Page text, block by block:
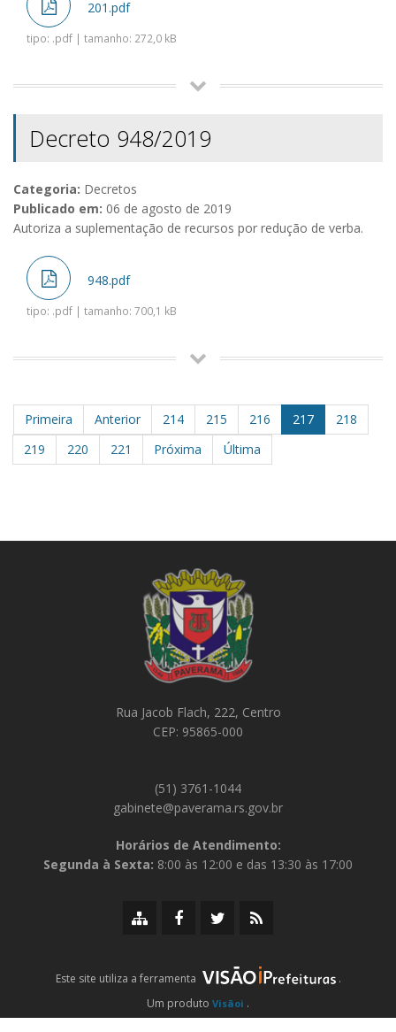
201.pdf
tipo: .pdf | tamanho: 272,0 kB
Decreto 948/2019
Categoria: Decretos
Publicado em: 06 de agosto de 2019
Autoriza a suplementação de recursos por redução de verba.
948.pdf
tipo: .pdf | tamanho: 700,1 kB
Primeira Anterior 214 215 216 217
218
219
220 221 Próxima Última
Rua Jacob Flach, 222, Centro
CEP: 95865-000
(51) 3761-1044
gabinete@paverama.rs.gov.br
Horários de Atendimento:
Segunda à Sexta: 8:00 às 12:00 e das 13:30 às 17:00
MapaFacebookTwitter/X
RSS
Este site utiliza a ferramenta
.
Um produto Visãoi .